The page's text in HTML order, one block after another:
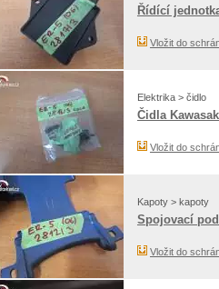
Řídící
Vložit do
Elektrika > čidlo
Čidla
Vložit do
Kapoty > kapoty
Spojovací
Vložit do